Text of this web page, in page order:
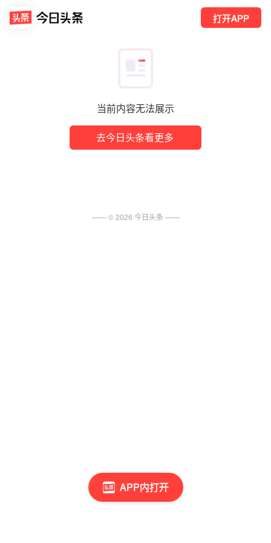
当前内容无法展示
去今日头条看更多
打开APP
APP内打开
—— ©2026 今日头条 ——